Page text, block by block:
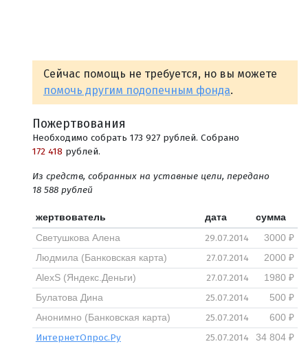
Сейчас помощь не требуется, но вы можете
помочь другим подопечным фонда.
Пожертвования
Необходимо собрать 173 927 рублей. Собрано
172 418 рублей.
Из средств, собранных на уставные цели, передано
18 588 рублей
жертвователь дата
сумма
Светушкова Алена
29.07.2014
3000 ₽
Людмила (Банковская карта)
27.07.2014
2000 ₽
AlexS (Яндекс.Деньги)
27.07.2014
1980 ₽
Булатова Дина
25.07.2014
500 ₽
Анонимно (Банковская карта)
25.07.2014 600 ₽
ИнтернетОпрос.Ру 25.07.2014
34 804 ₽